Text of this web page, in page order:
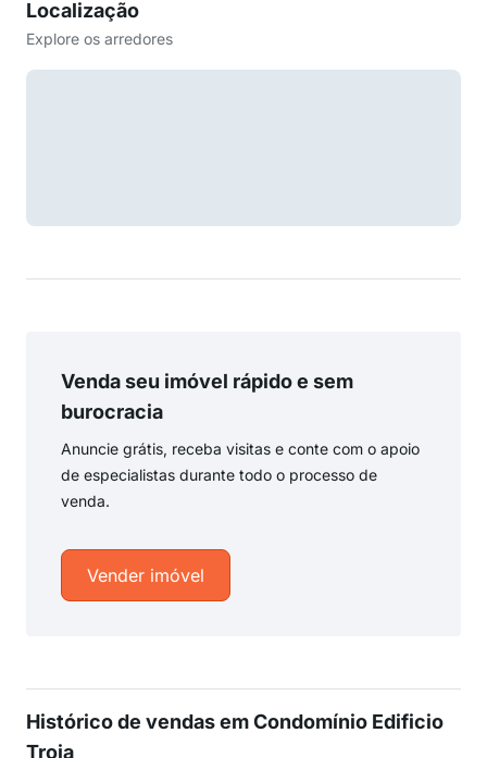
Localização
Explore os arredores
Venda seu imóvel rápido e sem
burocracia
Anuncie grátis, receba visitas e conte com o apoio
de especialistas durante todo o processo de
venda.
Vender imóvel
Histórico de vendas em Condomínio Edificio
Troia